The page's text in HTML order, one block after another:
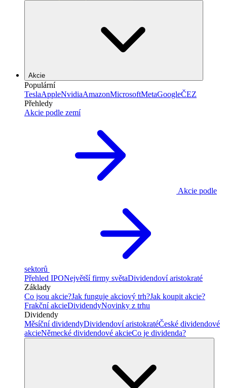
Akcie
Populární
TeslaAppleNvidiaAmazonMicrosoftMetaGoogleČEZ
Přehledy
Akcie podle zemí
Akcie podle
sektorů
Přehled IPONejvětší firmy světaDividendoví aristokraté
Základy
Co jsou akcie?Jak funguje akciový trh?Jak koupit akcie?
Frakční akcieDividendyNovinky z trhu
Dividendy
Měsíční dividendyDividendoví aristokratéČeské dividendové
akcieNěmecké dividendové akcieCo je dividenda?